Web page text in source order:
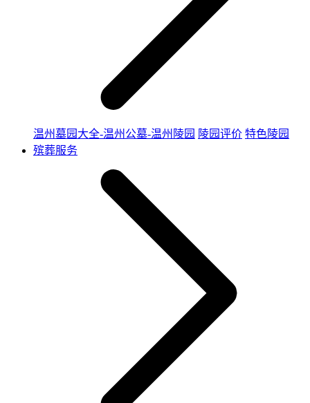
温州墓园大全-温州公墓-温州陵园 陵园评价 特色陵园
殡葬服务